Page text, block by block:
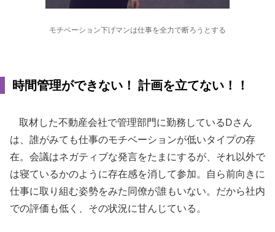
モチベーション下げマンは仕事を全力で断ろうとする
時間管理ができない！ 計画を立てない！！
取材した不動産会社で管理部門に勤務しているDさん
は、誰がみても仕事のモチベーションが低いタイプの存
在。会議はネガティブな発言をたまにするが、それ以外で
は寝ているかのように存在感を消して参加。自ら前向きに
仕事に取り組む姿勢をみた同僚が誰もいない。だから社内
での評価も低く、その状況に甘んじている。